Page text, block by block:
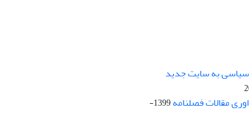
سیاسی به سایت جدید
مقالات فصلنامه
1399-